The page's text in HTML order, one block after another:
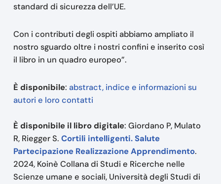
standard di sicurezza dell’UE.
Con i contributi degli ospiti abbiamo ampliato il
nostro sguardo oltre i nostri confini e inserito così
il libro in un quadro europeo”.
È disponibile: abstract, indice e informazioni su
autori e loro contatti
È disponibile il libro digitale: Giordano P, Mulato
R, Riegger S. Cortili intelligenti. Salute
Partecipazione Realizzazione Apprendimento.
2024, Koinè Collana di Studi e Ricerche nelle
Scienze umane e sociali, Università degli Studi di